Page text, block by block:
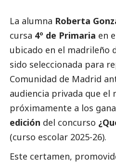
La alumna Roberta
cursa 4º de Primaria en
ubicado en el madrileño
sido seleccionada para
Comunidad de Madrid
audiencia privada que el
próximamente a los
edición del concurso
(curso escolar 2025-26).
Este certamen,